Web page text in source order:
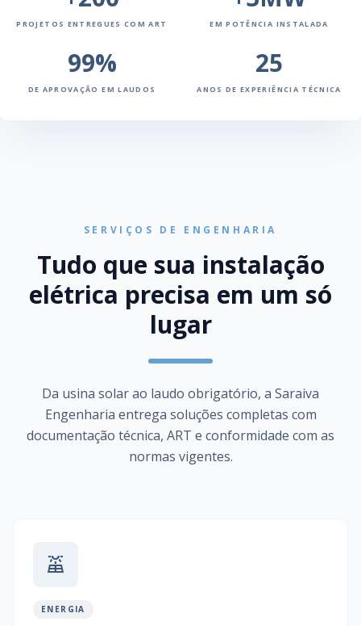
PROJETOS ENTREGUES COM ART EM POTÊNCIA INSTALADA
99%
DE APROVAÇÃO EM LAUDOS
25
ANOS DE EXPERIÊNCIA TÉCNICA
SERVIÇOS DE ENGENHARIA
Tudo que sua instalação
elétrica precisa em um só
lugar
Da usina solar ao laudo obrigatório, a Saraiva
Engenharia entrega soluções completas com
documentação técnica, ART e conformidade com as
normas vigentes.
solar_power
ENERGIA